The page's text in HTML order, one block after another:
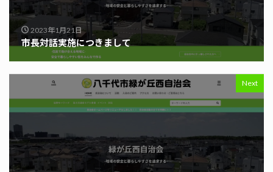
2023年1月21日
市長対話実施につきまして
Next